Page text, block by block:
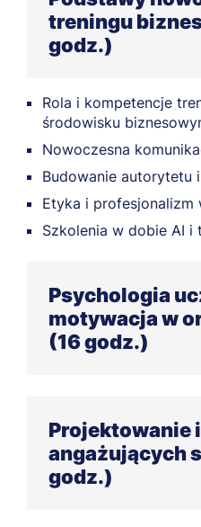
treningu
godz.)
Rola i kompetencje
środowisku
Nowoczesna
Budowanie autorytetu
Etyka i profesjonalizm
Szkolenia w dobie AI i
Psychologia
motywacja w
(16 godz.)
przyswajania wiedzy
Motywowanie
efektywności
Radzenie sobie z
Projektowanie
angażujących
godz.)